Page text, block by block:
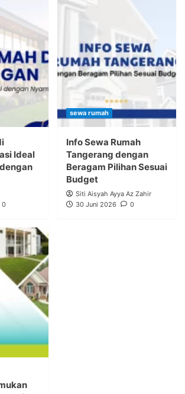
Ideal
0
sewa rumah
Info Sewa Rumah
Tangerang dengan
Beragam Pilihan Sesuai
Budget
Siti Aisyah Ayya Az Zahir
30 Juni 2026
0